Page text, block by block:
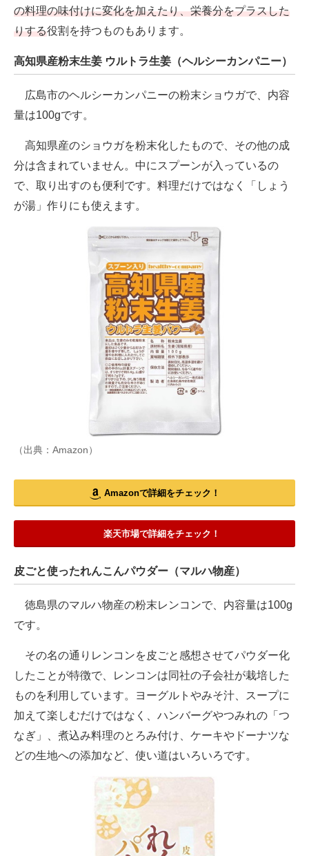
の料理の味付けに変化を加えたり、栄養分をプラスした
りする役割を持つものもあります。
高知県産粉末生姜 ウルトラ生姜（ヘルシーカンパニー）
広島市のヘルシーカンパニーの粉末ショウガで、内容
量は100gです。
高知県産のショウガを粉末化したもので、その他の成
分は含まれていません。中にスプーンが入っているの
で、取り出すのも便利です。料理だけではなく「しょう
が湯」作りにも使えます。
（出典：Amazon）
Amazonで詳細をチェック！
楽天市場で詳細をチェック！
皮ごと使ったれんこんパウダー（マルハ物産）
徳島県のマルハ物産の粉末レンコンで、内容量は100g
です。
その名の通りレンコンを皮ごと感想させてパウダー化
したことが特徴で、レンコンは同社の子会社が栽培した
ものを利用しています。ヨーグルトやみそ汁、スープに
加えて楽しむだけではなく、ハンバーグやつみれの「つ
なぎ」、煮込み料理のとろみ付け、ケーキやドーナツな
どの生地への添加など、使い道はいろいろです。